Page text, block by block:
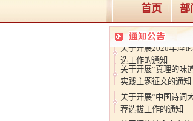
首页 部
关于开展第23届全国
宣传周活动的通知
关于开展2020年理
选工作的通知
关于开展“真理的味
实践主题征文的通知
关于开展“中国诗词
荐选拔工作的通知
关于征集社会主义核